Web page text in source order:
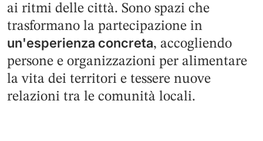
ai ritmi delle città. Sono spazi che
trasformano la partecipazione in
un'esperienza concreta, accogliendo
persone e organizzazioni per alimentare
la vita dei territori e tessere nuove
relazioni tra le comunità locali.